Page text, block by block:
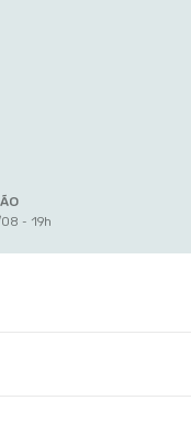
08 - 19h